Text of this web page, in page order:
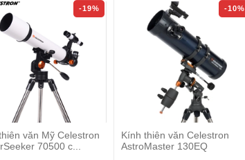
-19%
văn Mỹ Celestron
70500 c...
-10%
Kính thiên văn Celestron
AstroMaster 130EQ